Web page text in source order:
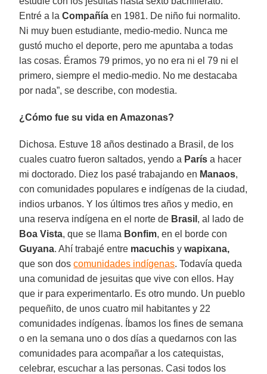
Entré a laCompañía en 1981. De niño fui normalito.
Ni muy buen estudiante, medio-medio. Nunca me
gustó mucho el deporte, pero me apuntaba a todas
las cosas. Éramos 79 primos, yo no era ni el 79 ni el
primero, siempre el medio-medio. No me destacaba
por nada”, se describe, con modestia.
¿Cómo fue su vida en Amazonas?
Dichosa. Estuve 18 años destinado a Brasil, de los
cuales cuatro fueron saltados, yendo a París a hacer
mi doctorado. Diez los pasé trabajando en Manaos,
con comunidades populares e indígenas de la ciudad,
indios urbanos. Y los últimos tres años y medio, en
una reserva indígena en el norte de Brasil , al lado de
Boa Vista, que se llama Bonfim, en el borde con
Guyana. Ahí trabajé entre macuchis ywapixana,
que son doscomunidades indígenas. Todavía queda
una comunidad de jesuitas que vive con ellos. Hay
que ir para experimentarlo. Es otro mundo. Un pueblo
pequeñito, de unos cuatro mil habitantes y 22
comunidades indígenas. Íbamos los fines de semana
o en la semana uno o dos días a quedarnos con las
comunidades para acompañar a los catequistas,
celebrar, escuchar a las personas. Casi todos los